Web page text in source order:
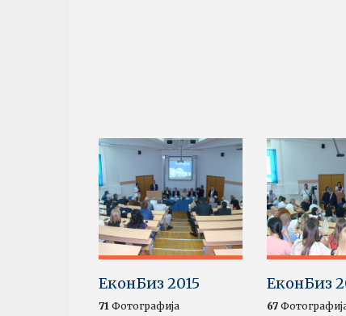
ЕконБиз 2015
71 Фотографија
ЕконБиз
67